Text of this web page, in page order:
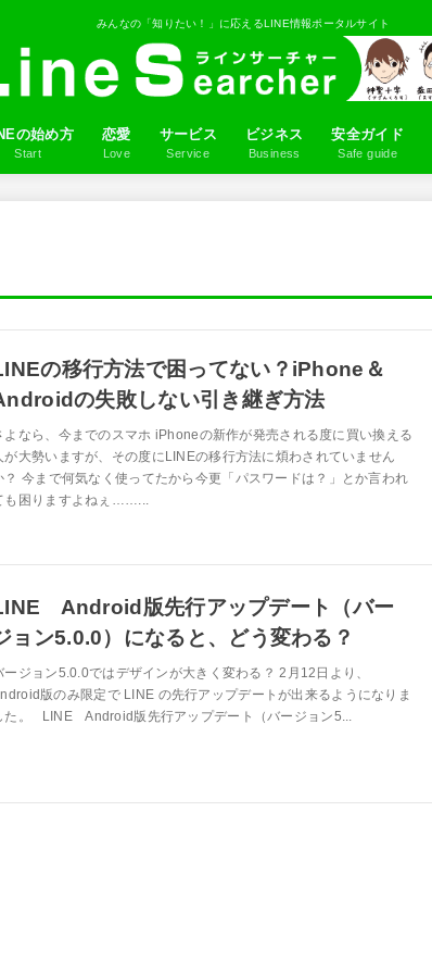
みんなの「知りたい！」に応えるLINE情報ポータルサイト
の始め方
Start
恋愛
Love
サービス
Service
ビジネス
Business
安全ガイド
Safe guide
の移行方法で困ってない？iPhone＆
の失敗しない引き継ぎ方法
よなら、今までのスマホ iPhoneの新作が発売される度に買い換える
が大勢いますが、その度にLINEの移行方法に煩わされていません
？ 今まで何気なく使ってたから今更「パスワードは？」とか言われ
も困りますよねぇ……...
Android版先行アップデート（バー
ョン5.0.0）になると、どう変わる？
ージョン5.0.0ではデザインが大きく変わる？ 2月12日より、
版のみ限定で LINE の先行アップデートが出来るようになりま
た。 LINE Android版先行アップデート（バージョン5...